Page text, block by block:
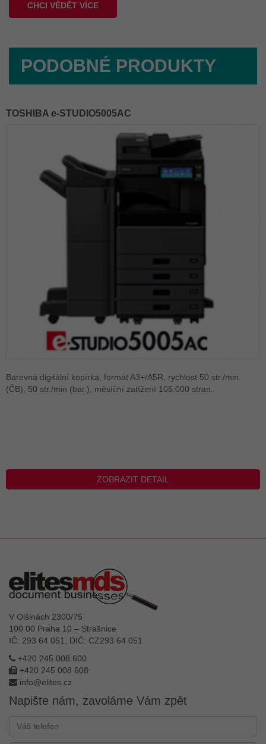
CHCI VĚDĚT VÍCE
PODOBNÉ PRODUKTY
TOSHIBA e-STUDIO5005AC
Barevná digitální kopírka, formát A3+/A5R, rychlost 50 str./min
(ČB), 50 str./min (bar.), měsíční zatížení 105.000 stran.
ZOBRAZIT DETAIL
V Olšinách 2300/75
100 00 Praha 10 – Strašnice
IČ: 293 64 051, DIČ: CZ293 64 051
+420 245 008 600
+420 245 008 608
info@elites.cz
Napište nám, zavoláme Vám zpět